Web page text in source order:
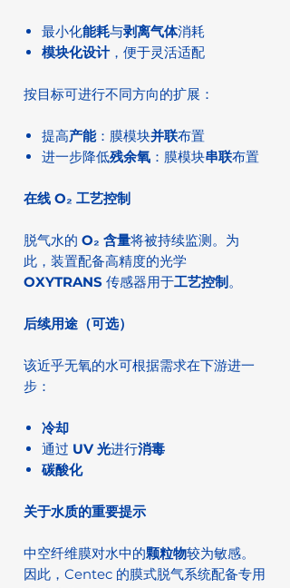
最小化能耗与剥离气体消耗
模块化设计，便于灵活适配
按目标可进行不同方向的扩展：
提高产能：膜模块并联布置
进一步降低残余氧 ：膜模块串联布置
在线 O₂ 工艺控制
脱气水的 O₂ 含量将被持续监测。为
此，装置配备高精度的光学
OXYTRANS 传感器用于工艺控制。
后续用途（可选）
该近乎无氧的水可根据需求在下游进一
步：
冷却
通过 UV 光进行消毒
碳酸化
关于水质的重要提示
中空纤维膜对水中的颗粒物较为敏感。
因此，Centec 的膜式脱气系统配备专用